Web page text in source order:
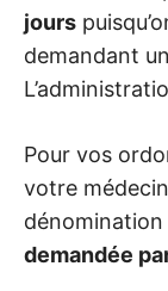
jours
demandant
Pour vos
votre
demandée